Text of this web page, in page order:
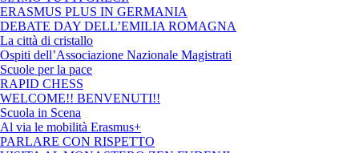
ERASMUS PLUS IN GERMANIA
DEBATE DAY DELL’EMILIA ROMAGNA
La città di cristallo
Ospiti dell’Associazione Nazionale Magistrati
Scuole per la pace
RAPID CHESS
WELCOME!! BENVENUTI!!
Scuola in Scena
Al via le mobilità Erasmus+
PARLARE CON RISPETTO